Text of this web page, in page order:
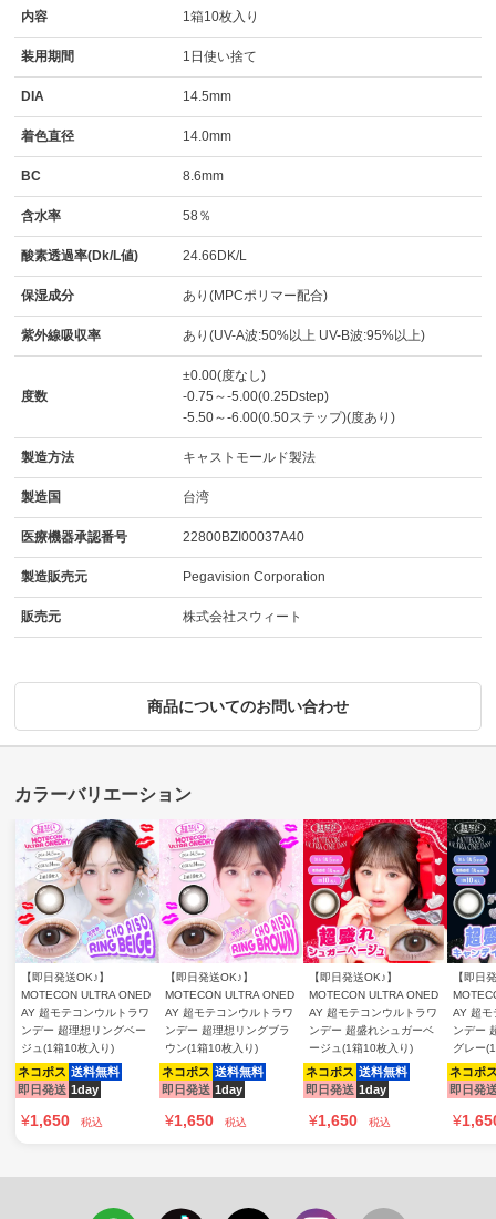
内容 1箱10枚入り
装用期間 1日使い捨て
DIA 14.5mm
着色直径 14.0mm
BC 8.6mm
含水率 58％
酸素透過率(Dk/L値) 24.66DK/L
保湿成分 あり(MPCポリマー配合)
紫外線吸収率 あり(UV-A波:50%以上 UV-B波:95%以上)
度数
±0.00(度なし)
-0.75～-5.00(0.25Dstep)
-5.50～-6.00(0.50ステップ)(度あり)
製造方法 キャストモールド製法
製造国 台湾
医療機器承認番号 22800BZI00037A40
製造販売元 Pegavision Corporation
販売元 株式会社スウィート
商品についてのお問い合わせ
【即日発送OK♪】
MOTECON ULTRA ONED
AY 超モテコンウルトラワ
ンデー 超理想リングベー
ジュ(1箱10枚入り)
ネコポス 送料無料
即日発送 1day
¥1,650 税込
【即日発送OK♪】
MOTECON ULTRA ONED
AY 超モテコンウルトラワ
ンデー 超理想リングブラ
ウン(1箱10枚入り)
ネコポス 送料無料
即日発送 1day
¥1,650 税込
【即日発送OK♪】
MOTECON ULTRA ONED
AY 超モテコンウルトラワ
ンデー 超盛れシュガーベ
ージュ(1箱10枚入り)
ネコポス 送料無料
即日発送 1day
¥1,650 税込
【即日
AY 超モ
ンデー
グレー
ネコポ
即日発
¥